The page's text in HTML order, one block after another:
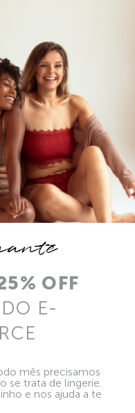
OFF
E-
mês precisamos
se trata de lingerie.
e nos ajuda a te